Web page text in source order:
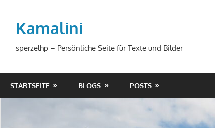
springenKamalini
sperzelhp – Persönliche Seite für Texte und Bilder
STARTSEITE BLOGS POSTS